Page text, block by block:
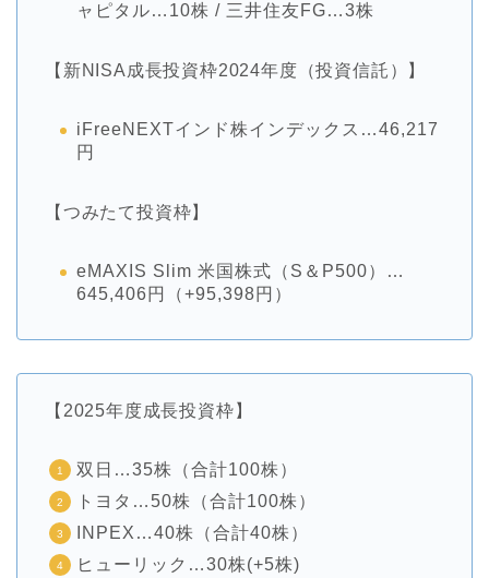
ャピタル…10株 / 三井住友FG…3株
【新NISA成長投資枠2024年度（投資信託）】
iFreeNEXTインド株インデックス…46,217
円
【つみたて投資枠】
eMAXIS Slim 米国株式（S＆P500）…
645,406円（+95,398円）
【2025年度成長投資枠】
双日…35株（合計100株）
トヨタ…50株（合計100株）
INPEX…40株（合計40株）
ヒューリック…30株(+5株)